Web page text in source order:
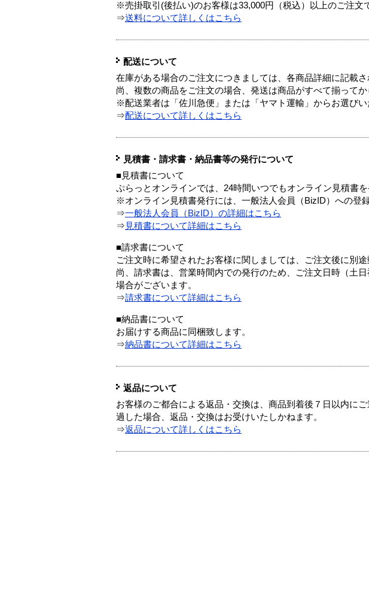
※売掛取引(後払い)のお客様は33,000円（税込）以上のご注文
⇒送料について詳しくはこちら
配送について
在庫がある場合のご注文につきましては、各商品詳細に記載
尚、複数の商品をご注文の場合、発送は商品がすべて揃ってか
※配送業者は「佐川急便」または「ヤマト運輸」からお選びい
⇒配送について詳しくはこちら
見積書・請求書・納品書等の発行について
■見積書について
ぷらっとオンラインでは、24時間いつでもオンライン見積書を
※オンライン見積書発行には、一般法人会員（BizID）への登録
⇒一般法人会員（BizID）の詳細はこちら
⇒ 見積書について詳細はこちら
■請求書について
ご注文時に希望されたお客様に関しましては、ご注文後に別途
尚、請求書は、営業時間内での発行のため、ご注文日時（土
場合がございます。
⇒請求書について詳細はこちら
■納品書について
お届けする商品に同梱致します。
⇒納品書について詳細はこちら
返品について
お客様のご都合による返品・交換は、商品到着後７日以内に
過した場合、返品・交換はお受けいたしかねます。
⇒返品について詳しくはこちら